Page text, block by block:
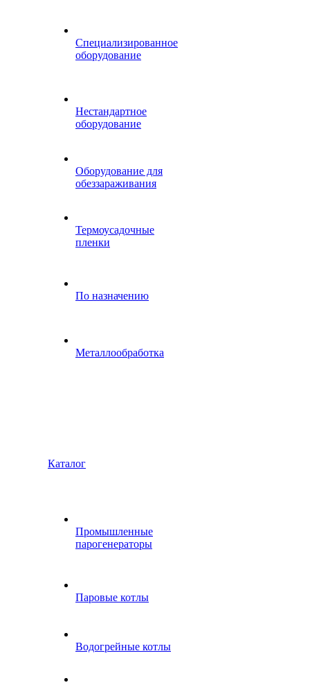
Специализированное
оборудование
Нестандартное
оборудование
Оборудование для
обеззараживания
Термоусадочные
пленки
По назначению
Металлообработка
Каталог
Промышленные
парогенераторы
Паровые котлы
Водогрейные котлы